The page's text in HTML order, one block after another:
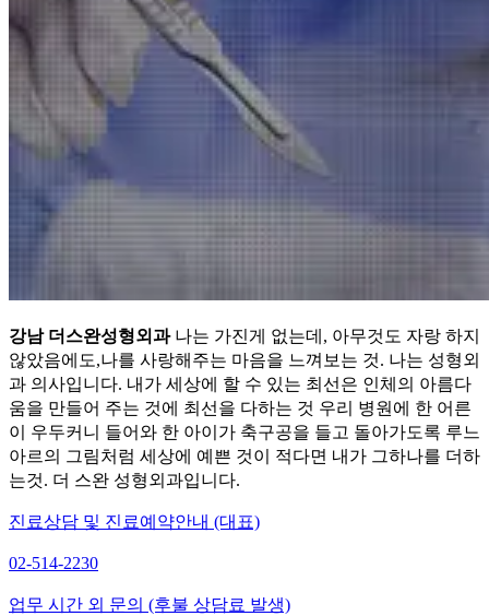
강남 더스완성형외과 나는 가진게 없는데, 아무것도 자랑 하지
않았음에도,나를 사랑해주는 마음을 느껴보는 것. 나는 성형외
과 의사입니다. 내가 세상에 할 수 있는 최선은 인체의 아름다
움을 만들어 주는 것에 최선을 다하는 것 우리 병원에 한 어른
이 우두커니 들어와 한 아이가 축구공을 들고 돌아가도록 루느
아르의 그림처럼 세상에 예쁜 것이 적다면 내가 그하나를 더하
는것. 더 스완 성형외과입니다.
진료상담 및 진료예약안내 (대표)
02-514-2230
업무 시간 외 문의 (후불 상담료 발생)